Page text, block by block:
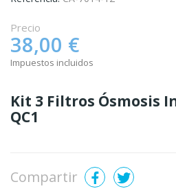
Precio
38,00 €
Impuestos incluidos
Kit 3 Filtros Ósmosis
QC1
Compartir